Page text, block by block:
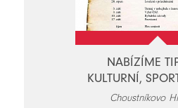
NABÍZÍME
KULTURNÍ,
Choustníkovo